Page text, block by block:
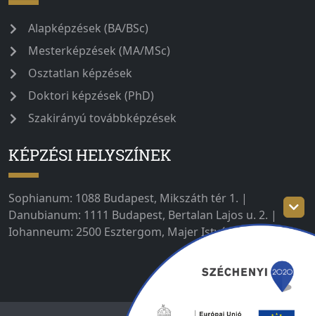
Alapképzések (BA/BSc)
Mesterképzések (MA/MSc)
Osztatlan képzések
Doktori képzések (PhD)
Szakirányú továbbképzések
KÉPZÉSI HELYSZÍNEK
Sophianum: 1088 Budapest, Mikszáth tér 1. |
Danubianum: 1111 Budapest, Bertalan Lajos u. 2. |
Iohanneum: 2500 Esztergom, Majer István út 1–3.